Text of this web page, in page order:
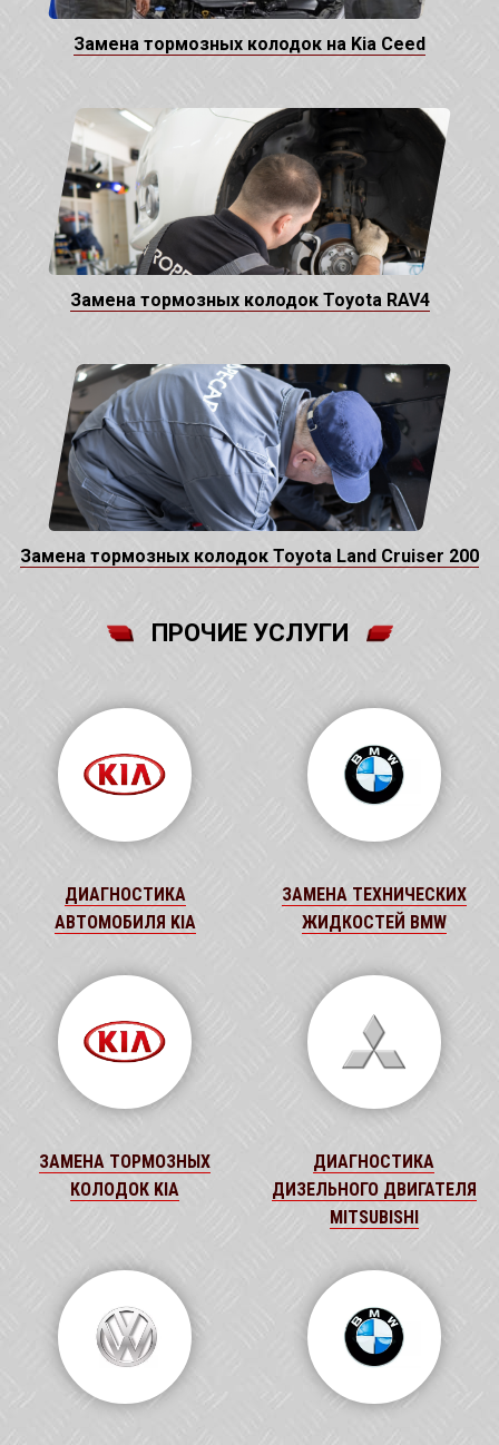
Замена тормозных колодок на Kia Ceed
Замена тормозных колодок Toyota RAV4
Замена тормозных колодок Toyota Land Cruiser 200
ПРОЧИЕ УСЛУГИ
ДИАГНОСТИКА
АВТОМОБИЛЯ KIA
ЗАМЕНА ТЕХНИЧЕСКИХ
ЖИДКОСТЕЙ BMW
ЗАМЕНА ТОРМОЗНЫХ
КОЛОДОК KIA
ДИАГНОСТИКА
ДИЗЕЛЬНОГО ДВИГАТЕЛЯ
MITSUBISHI